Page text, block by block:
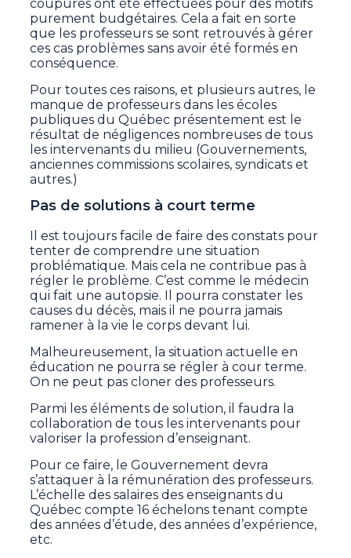
coupures ont été effectuées pour des motifs
purement budgétaires. Cela a fait en sorte
que les professeurs se sont retrouvés à gérer
ces cas problèmes sans avoir été formés en
conséquence.
Pour toutes ces raisons, et plusieurs autres, le
manque de professeurs dans les écoles
publiques du Québec présentement est le
résultat de négligences nombreuses de tous
les intervenants du milieu (Gouvernements,
anciennes commissions scolaires, syndicats et
autres.)
Pas de solutions à court terme
Il est toujours facile de faire des constats pour
tenter de comprendre une situation
problématique. Mais cela ne contribue pas à
régler le problème. C’est comme le médecin
qui fait une autopsie. Il pourra constater les
causes du décès, mais il ne pourra jamais
ramener à la vie le corps devant lui.
Malheureusement, la situation actuelle en
éducation ne pourra se régler à cour terme.
On ne peut pas cloner des professeurs.
Parmi les éléments de solution, il faudra la
collaboration de tous les intervenants pour
valoriser la profession d’enseignant.
Pour ce faire, le Gouvernement devra
s’attaquer à la rémunération des professeurs.
L’échelle des salaires des enseignants du
Québec compte 16 échelons tenant compte
des années d’étude, des années d’expérience,
etc.